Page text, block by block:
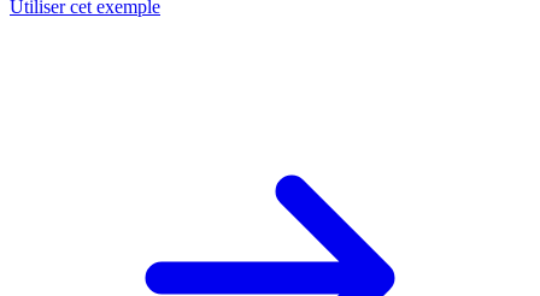
Utiliser cet exemple